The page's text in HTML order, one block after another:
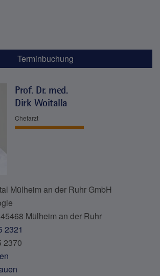
Terminbuchung
Prof. Dr. med.
Dirk Woitalla
Chefarzt
Mülheim an der Ruhr GmbH
Mülheim an der Ruhr
2321
2370